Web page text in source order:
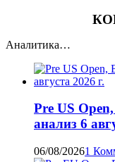
Аналитика…
Pre US
анализ 6
06/08/20261